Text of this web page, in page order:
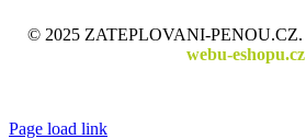
© 2025 ZATEPLOVANI-PENOU.CZ.
webu-eshopu.cz
Page load link